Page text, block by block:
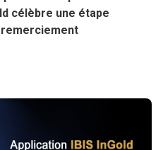
célèbre une étape